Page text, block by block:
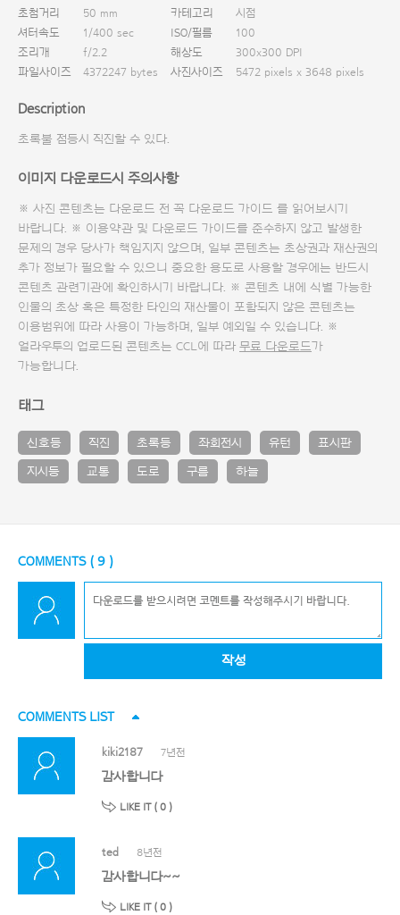
초첨거리
50 mm 카테고리
시점
셔터속도
1/400 sec ISO/필름
100
조리개
f/2.2 해상도
300x300 DPI
파일사이즈
4372247 bytes 사진사이즈 5472 pixels x 3648 pixels
Description
초록불 점등시 직진할 수 있다.
이미지 다운로드시 주의사항
※ 사진 콘텐츠는 다운로드 전 꼭 다운로드 가이드 를 읽어보시기
바랍니다. ※ 이용약관 및 다운로드 가이드를 준수하지 않고 발생한
문제의 경우 당사가 책임지지 않으며, 일부 콘텐츠는 초상권과 재산권의
추가 정보가 필요할 수 있으니 중요한 용도로 사용할 경우에는 반드시
콘텐츠 관련기관에 확인하시기 바랍니다. ※ 콘텐츠 내에 식별 가능한
인물의 초상 혹은 특정한 타인의 재산물이 포함되지 않은 콘텐츠는
이용범위에 따라 사용이 가능하며, 일부 예외일 수 있습니다. ※
얼라우투의 업로드된 콘텐츠는 CCL에 따라 무료 다운로드가
가능합니다.
태그
신호등 직진 초록등 좌회전시 유턴 표시판
지시등 교통 도로 구름 하늘
COMMENTS ( 9 )
작성
COMMENTS LIST
kiki2187 7년전
감사합니다
LIKE IT ( 0 )
ted 8년전
감사합니다~~
LIKE IT ( 0 )